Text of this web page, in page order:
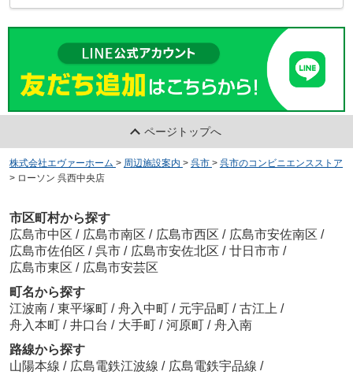
ページトップへ
株式会社エヴァーホーム > 周辺施設案内 > 呉市 > 呉市のコンビニエンスストア
> ローソン 呉西中央店
市区町村から探す
広島市中区 / 広島市南区 / 広島市西区 / 広島市安佐南区 /
広島市佐伯区 / 呉市 / 広島市安佐北区 / 廿日市市 /
広島市東区 / 広島市安芸区
町名から探す
江波南 / 東平塚町 / 舟入中町 / 元宇品町 / 古江上 /
舟入本町 / 井口台 / 大手町 / 河原町 / 舟入南
路線から探す
山陽本線 / 広島電鉄江波線 / 広島電鉄宇品線 /